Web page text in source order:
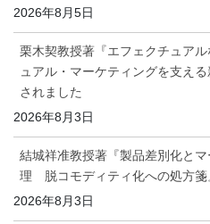
2026年8月5日
栗木契教授著『エフェクチュア
ュアル・マーケティングを支え
されました
2026年8月3日
結城祥准教授著『製品差別化と
理 脱コモディティ化への処方箋
2026年8月3日